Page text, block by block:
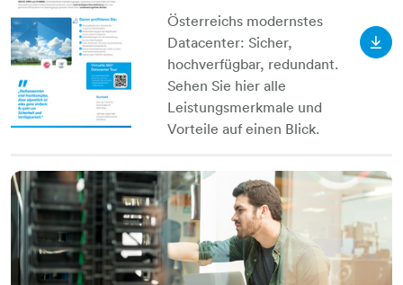
Österreichs modernstes
Datacenter: Sicher,
hochverfügbar, redundant.
Sehen Sie hier alle
Leistungsmerkmale und
Vorteile auf einen Blick.